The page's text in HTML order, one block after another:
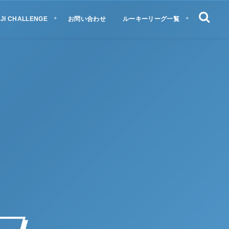
CHALLENGE お問い合わせ ルーキーリーグ一覧